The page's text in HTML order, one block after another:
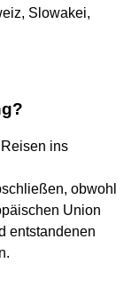
Slowakei,
ins
obwohl
Union
entstandenen